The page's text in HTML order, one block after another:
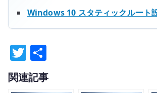
Windows 10 スタティックルート
T
w
it
有
関連記事